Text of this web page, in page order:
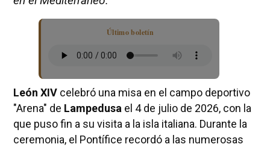
Último boletín
León XIVcelebró una misa en el campo deportivo
"Arena" de Lampedusa el 4 de julio de 2026, con la
que puso fin a su visita a la isla italiana. Durante la
ceremonia, el Pontífice recordó a las numerosas